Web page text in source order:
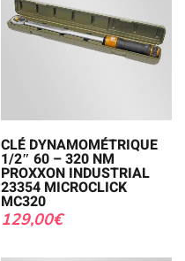
CLÉ DYNAMOMÉTRIQUE
1/2″ 60 – 320 NM
PROXXON INDUSTRIAL
23354 MICROCLICK
MC320
129,00€